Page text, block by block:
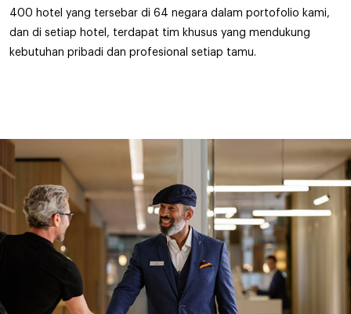
400 hotel yang tersebar di 64 negara dalam portofolio kami,
dan di setiap hotel, terdapat tim khusus yang mendukung
kebutuhan pribadi dan profesional setiap tamu.